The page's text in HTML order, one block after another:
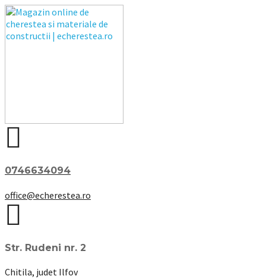
0746634094
office@echerestea.ro
Str. Rudeni nr. 2
Chitila, judet Ilfov